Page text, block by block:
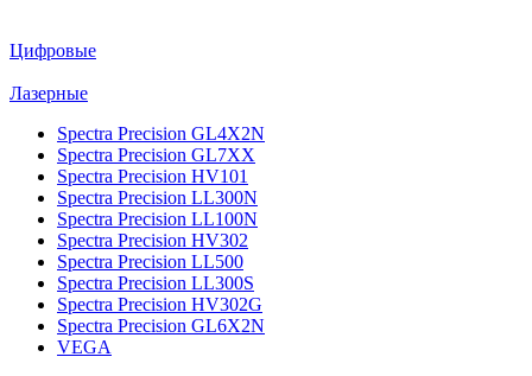
Цифровые
Лазерные
Spectra Precision GL4X2N
Spectra Precision GL7XX
Spectra Precision HV101
Spectra Precision LL300N
Spectra Precision LL100N
Spectra Precision HV302
Spectra Precision LL500
Spectra Precision LL300S
Spectra Precision HV302G
Spectra Precision GL6X2N
VEGA